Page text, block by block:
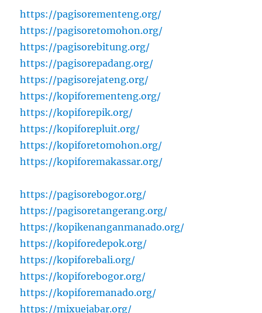
https://pagisorementeng.org/
https://pagisoretomohon.org/
https://pagisorebitung.org/
https://pagisorepadang.org/
https://pagisorejateng.org/
https://kopiforementeng.org/
https://kopiforepik.org/
https://kopiforepluit.org/
https://kopiforetomohon.org/
https://kopiforemakassar.org/
https://pagisorebogor.org/
https://pagisoretangerang.org/
https://kopikenanganmanado.org/
https://kopiforedepok.org/
https://kopiforebali.org/
https://kopiforebogor.org/
https://kopiforemanado.org/
https://mixuejabar.org/